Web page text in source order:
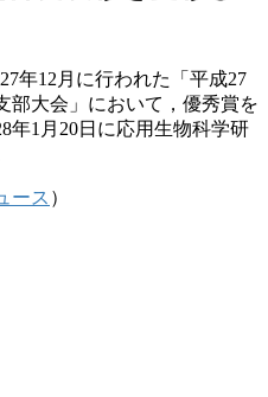
年12月に行われた「平成27
部大会」において，優秀賞を
年1月20日に応用生物科学研
ース ）